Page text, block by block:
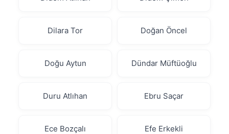
Dilara Tor Doğan Öncel
Doğu Aytun Dündar Müftüoğlu
Duru Atlıhan Ebru Saçar
Ece Bozçalı Efe Erkekli